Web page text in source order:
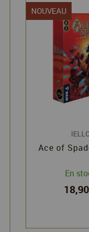
NOUVEAU
Ace of
En